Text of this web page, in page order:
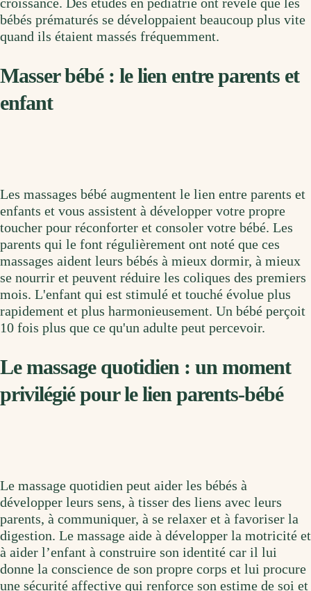
bébés prématurés se développaient beaucoup plus vite
quand ils étaient massés fréquemment.
Masser bébé : le lien entre parents et
enfant
Les massages bébé augmentent le lien entre parents et
enfants et vous assistent à développer votre propre
toucher pour réconforter et consoler votre bébé. Les
parents qui le font régulièrement ont noté que ces
massages aident leurs bébés à mieux dormir, à mieux
se nourrir et peuvent réduire les coliques des premiers
mois. L'enfant qui est stimulé et touché évolue plus
rapidement et plus harmonieusement. Un bébé perçoit
10 fois plus que ce qu'un adulte peut percevoir.
Le massage quotidien : un moment
privilégié pour le lien parents-bébé
Le massage quotidien peut aider les bébés à
développer leurs sens, à tisser des liens avec leurs
parents, à communiquer, à se relaxer et à favoriser la
digestion. Le massage aide à développer la motricité et
à aider l’enfant à construire son identité car il lui
donne la conscience de son propre corps et lui procure
une sécurité affective qui renforce son estime de soi et